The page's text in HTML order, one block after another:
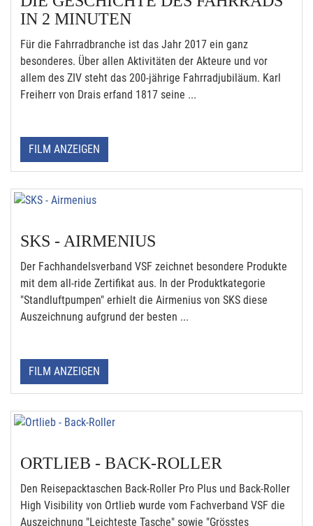
IN 2 MINUTEN
Für die Fahrradbranche ist das Jahr 2017 ein ganz
besonderes. Über allen Aktivitäten der Akteure und vor
allem des ZIV steht das 200-jährige Fahrradjubiläum. Karl
Freiherr von Drais erfand 1817 seine ...
FILM ANZEIGEN
SKS - AIRMENIUS
Der Fachhandelsverband VSF zeichnet besondere Produkte
mit dem all-ride Zertifikat aus. In der Produktkategorie
"Standluftpumpen" erhielt die Airmenius von SKS diese
Auszeichnung aufgrund der besten ...
FILM ANZEIGEN
ORTLIEB - BACK-ROLLER
Den Reisepacktaschen Back-Roller Pro Plus und Back-Roller
High Visibility von Ortlieb wurde vom Fachverband VSF die
Auszeichnung "Leichteste Tasche" sowie "Grösstes